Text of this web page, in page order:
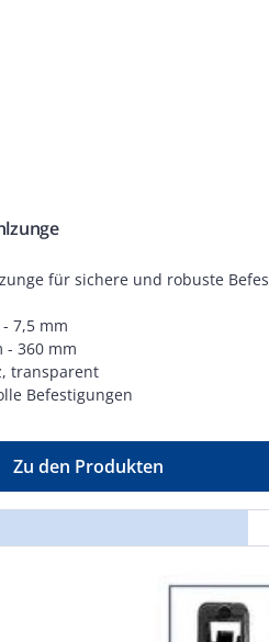
für sichere und robuste
7,5 mm
- 360 mm
transparent
Befestigungen
Zu den Produkten